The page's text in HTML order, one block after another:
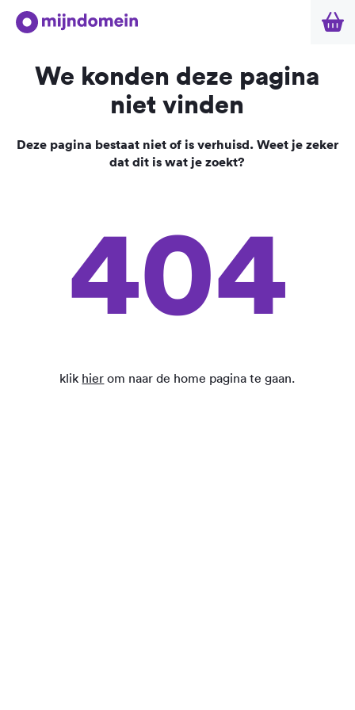
We konden deze pagina
niet vinden
Deze pagina bestaat niet of is verhuisd. Weet je zeker
dat dit is wat je zoekt?
404
klik hier om naar de home pagina te gaan.